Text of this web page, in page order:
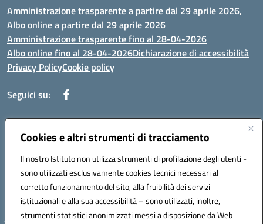
Cookies e altri strumenti di tracciamento
Il nostro Istituto non utilizza strumenti di profilazione degli utenti -
sono utilizzati esclusivamente cookies tecnici necessari al
corretto funzionamento del sito, alla fruibilità dei servizi
istituzionali e alla sua accessibilità – sono utilizzati, inoltre,
strumenti statistici anonimizzati messi a disposizione da Web
Amministrazione trasparente a partire dal 29 aprile 2026,
Albo online a partire dal 29 aprile 2026
Amministrazione trasparente fino al 28-04-2026
Albo online fino al 28-04-2026Dichiarazione di accessibilità
Privacy PolicyCookie policy
Seguici su:
Indirizzo:Via Selicato, 1 71122 FOGGIA (FG)
Posta elettronica certificata (PEC):fgee01200c@pec.istruzione.it
Codice fiscale: 80005820719
Codice meccanografico: FGEE01200C